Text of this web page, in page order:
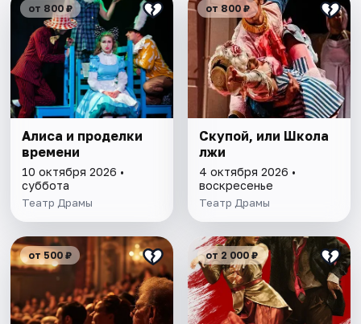
от 800 ₽
Алиса и проделки
времени
10 октября 2026 •
суббота
Театр Драмы
от 800 ₽
Скупой, или Школа
лжи
4 октября 2026 •
воскресенье
Театр Драмы
от 500 ₽ от 2 000 ₽